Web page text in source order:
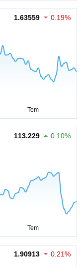
1.63559 0.19%
113.229 0.10%
1.90913 0.21%